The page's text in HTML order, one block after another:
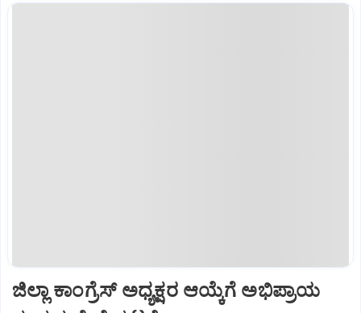
ಜಿಲ್ಲಾ ಕಾಂಗ್ರೆಸ್ ಅಧ್ಯಕ್ಷರ ಆಯ್ಕೆಗೆ ಅಭಿಪ್ರಾಯ